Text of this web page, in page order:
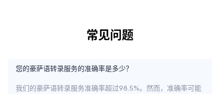
常见问题
您的豪萨语转录服务的准确率是多少？
我们的豪萨语转录服务准确率超过98.5%。然而，准确率可能